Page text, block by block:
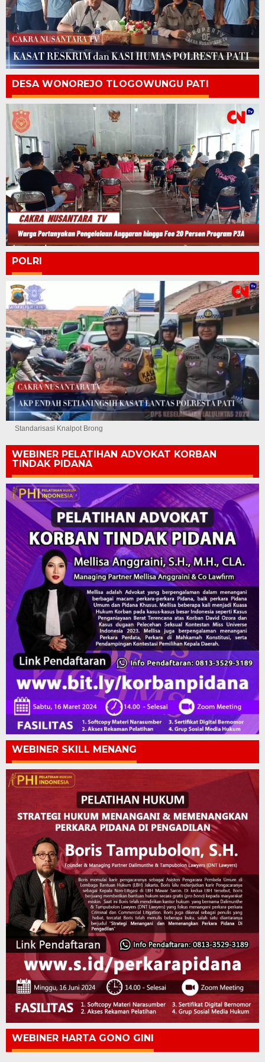
DESA WONOREJO TLOGOWUNGU PATI
POLRI
Standarisasi Knalpot Brong
WEBINER PELATIHAN ADVOKAT KORBAN
TINDAK PIDANA
WEBINER SKILL MENANG
WEBINER HARTA GONO GINI